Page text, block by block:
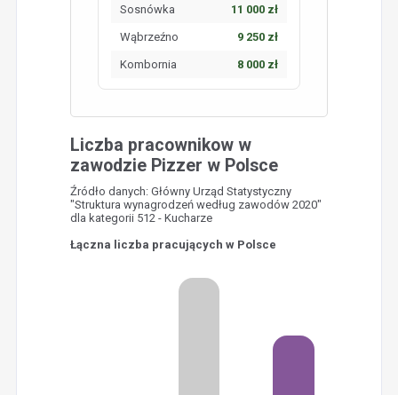
Sosnówka 11 000 zł
Wąbrzeźno 9 250 zł
Kombornia 8 000 zł
Liczba pracownikow w
zawodzie Pizzer w Polsce
Źródło danych: Główny Urząd Statystyczny
"Struktura wynagrodzeń według zawodów 2020"
dla kategorii 512 - Kucharze
Łączna liczba pracujących w Polsce